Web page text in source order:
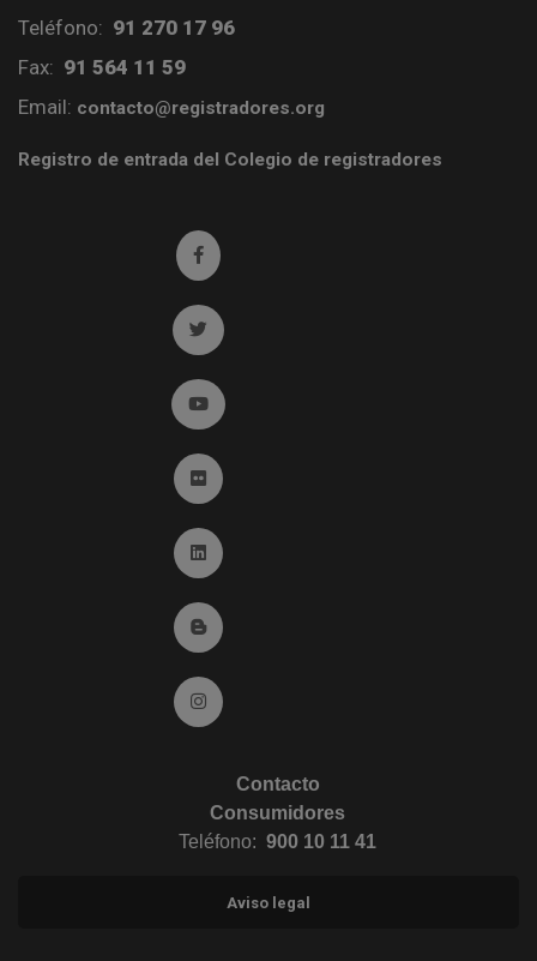
Teléfono: 91 270 17 96
Fax: 91 564 11 59
Email: contacto@registradores.org
Registro de entrada del Colegio de registradores
Ir a facebook (abre en ventana nueva)
Ir a twitter (abre en ventana nueva)
Ir a YouTube (abre en ventana nueva)
Ir a Flickr (abre en ventana nueva)
Ir a Linkedin (abre en ventana nueva)
Ir al Blog (abre en ventana nueva)
Ir a Instagram (abre en ventana nueva)
Contacto
Consumidores
Teléfono: 900 10 11 41
Aviso legal